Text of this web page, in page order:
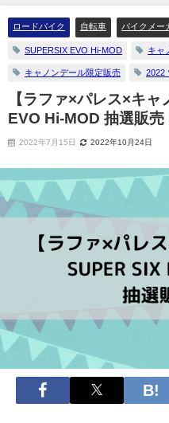
ロードバイク 自転車 バイクメー
SUPERSIX EVO Hi-MOD キャ
キャノンデール限定販売 2022
【ラファ×パレス×キ
EVO Hi-MOD 抽選販売
2022年7月15日 2022年10月24日